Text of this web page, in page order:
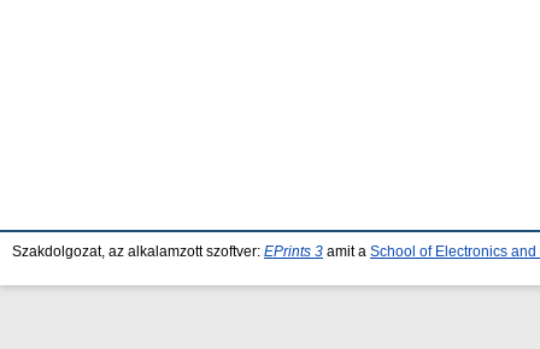
Szakdolgozat, az alkalamzott szoftver: EPrints 3 amit a School of Electronics